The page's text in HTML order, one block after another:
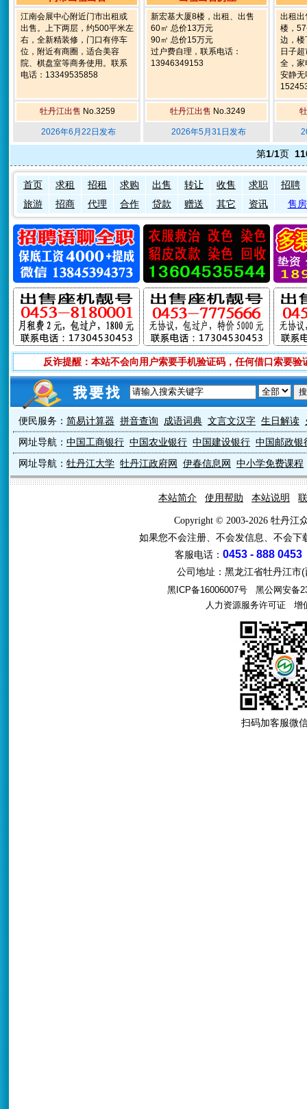
江南会展中心附近门市出租或
出售。上下两层，约500平米左
右，全新精装修，门口有停车
位，附近有商圈，适合美容
院、棋盘室等商务使用。联系
电话：13349535858
牡丹江出售 No.3259
2026年6月22日发布
新宏基大厦8楼，出租、出售
60㎡ 总价13万元
90㎡ 总价15万元
过户费自理，联系电话：
13946349153
牡丹江出售 No.3249
2026年5月31日发布
出租出
楼，
边，楼
日子
全，家
安静无
第1/1页
首页 求租 招租 求购 出售 转让 收售 求职
招聘
旅游
招商 代理 合作 贷款 赠送 其它 资讯 售
反诈提醒：本站不会向用户索要手机验证码，任何借口索要
便民服务： 简易计算器 拼音查询 成语词典 文言文汉字 生日解读
网址导航： 中国工商银行 中国农业银行 中国建设银行 中国邮政银
网址导航： 牡丹江大学 牡丹江政府网 伊春信息网 中小学免费课程
本站简介 使用帮助 本站说明
Copyright © 2003-2026 牡丹江
如果您不会注册、不会发信息、不会
客服电话： 0453 - 888 0453
公司地址：黑龙江省牡丹江市
黑ICP备16006007号
黑公网安备
人力资源服务许可证增值
扫码加客服微